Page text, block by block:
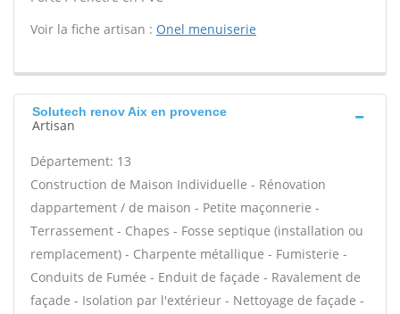
Voir la fiche artisan : Onel menuiserie
Solutech renov Aix en provence
Artisan
Département: 13
Construction de Maison Individuelle - Rénovation
dappartement / de maison - Petite maçonnerie -
Terrassement - Chapes - Fosse septique (installation ou
remplacement) - Charpente métallique - Fumisterie -
Conduits de Fumée - Enduit de façade - Ravalement de
façade - Isolation par l'extérieur - Nettoyage de façade -